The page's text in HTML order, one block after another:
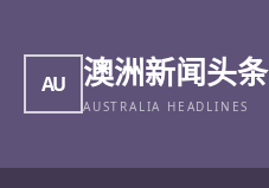
AU 澳洲新闻头条
AUSTRALIA HEADLINES